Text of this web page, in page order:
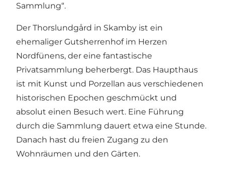
Sammlung“.
Der Thorslundgård in Skamby ist ein
ehemaliger Gutsherrenhof im Herzen
Nordfünens, der eine fantastische
Privatsammlung beherbergt. Das Haupthaus
ist mit Kunst und Porzellan aus verschiedenen
historischen Epochen geschmückt und
absolut einen Besuch wert. Eine Führung
durch die Sammlung dauert etwa eine Stunde.
Danach hast du freien Zugang zu den
Wohnräumen und den Gärten.